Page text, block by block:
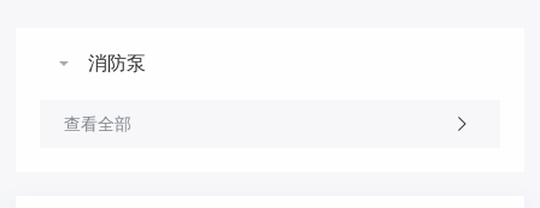
消防泵
查看全部